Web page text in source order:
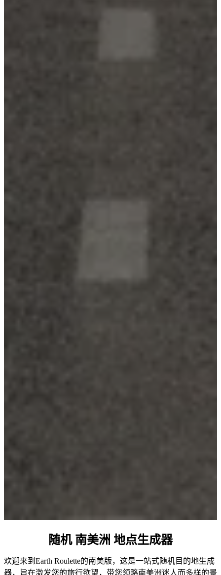
随机 南美洲 地点生成器
欢迎来到Earth Roulette的南美版，这是一站式随机目的地生成
器，旨在激发您的旅行欲望，带您领略南美洲迷人而多样的景